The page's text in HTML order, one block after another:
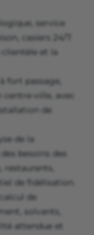
service
casiers 24/7.
clientèle et la
à fort passage,
ville, avec
de
de la
besoins des
restaurants,
de fidélisation.
de
solvants,
attendue et